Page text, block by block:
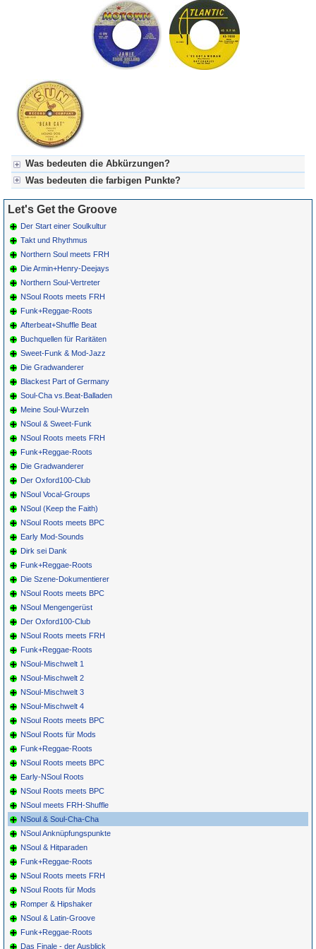
Was bedeuten die Abkürzungen?
Für LGTG-Let's Get The Groove:
BPC = Belgian-Popcorn-Tanzszene
FRH = Fifties-Record-Hop-Tanzszene (Boogie)
Was bedeuten die farbigen Punkte?
Für LGTG-Let's Get The Groove:
Grün = Kurzgeschichte
Grün! = fachlich bestimmt spannend, nicht verpassen!
Grün+ = Stundenbeitrag
Gelb = Kurzgeschichten oder Stundensendungen in Arbeit
Blau = Beschreibungstext (beschreibender Text oder Songliste)
Let's Get the Groove
Der Start einer Soulkultur
Takt und Rhythmus
Northern Soul meets FRH
Die Armin+Henry-Deejays
Northern Soul-Vertreter
NSoul Roots meets FRH
Funk+Reggae-Roots
Afterbeat+Shuffle Beat
Buchquellen für Raritäten
Sweet-Funk & Mod-Jazz
Die Gradwanderer
Blackest Part of Germany
Soul-Cha vs.Beat-Balladen
Meine Soul-Wurzeln
NSoul & Sweet-Funk
NSoul Roots meets FRH
Funk+Reggae-Roots
Die Gradwanderer
Der Oxford100-Club
NSoul Vocal-Groups
NSoul (Keep the Faith)
NSoul Roots meets BPC
Early Mod-Sounds
Dirk sei Dank
Funk+Reggae-Roots
Die Szene-Dokumentierer
NSoul Roots meets BPC
NSoul Mengengerüst
Der Oxford100-Club
NSoul Roots meets FRH
Funk+Reggae-Roots
NSoul-Mischwelt 1
NSoul-Mischwelt 2
NSoul-Mischwelt 3
NSoul-Mischwelt 4
NSoul Roots meets BPC
NSoul Roots für Mods
Funk+Reggae-Roots
NSoul Roots meets BPC
Early-NSoul Roots
NSoul Roots meets BPC
NSoul meets FRH-Shuffle
NSoul & Soul-Cha-Cha
NSoul Anknüpfungspunkte
NSoul & Hitparaden
Funk+Reggae-Roots
NSoul Roots meets FRH
NSoul Roots für Mods
Romper & Hipshaker
NSoul & Latin-Groove
Funk+Reggae-Roots
Das Finale - der Ausblick